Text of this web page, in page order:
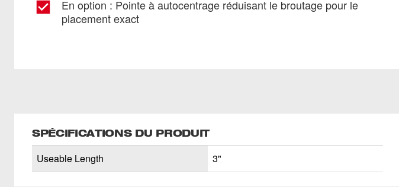
En option : Pointe à autocentrage réduisant le broutage pour le
placement exact
SPÉCIFICATIONS DU PRODUIT
Useable Length 3"